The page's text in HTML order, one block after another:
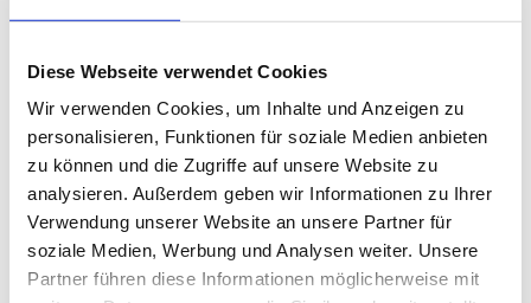
Diese Webseite verwendet Cookies
Wir verwenden Cookies, um Inhalte und Anzeigen zu
personalisieren, Funktionen für soziale Medien anbieten
zu können und die Zugriffe auf unsere Website zu
analysieren. Außerdem geben wir Informationen zu Ihrer
Verwendung unserer Website an unsere Partner für
soziale Medien, Werbung und Analysen weiter. Unsere
Partner führen diese Informationen möglicherweise mit
KAMPAGNE
Bildung.
Im Rahmen dieses Wettbewerbes wird SchülerInnen die
Möglichkeit geboten, ihre Arbeiten aus den Fachbereichs-,
Jahres- oder Diplomarbeit einzureichen.
Beim diesjährigen Wettbewerb gab es erneut zahlreiche
Einreichungen mit sehr kreativen und interessanten
Projekten, sodass die Auswahl der Siegerprojekte für die
Jury ausgesprochen schwierig war.